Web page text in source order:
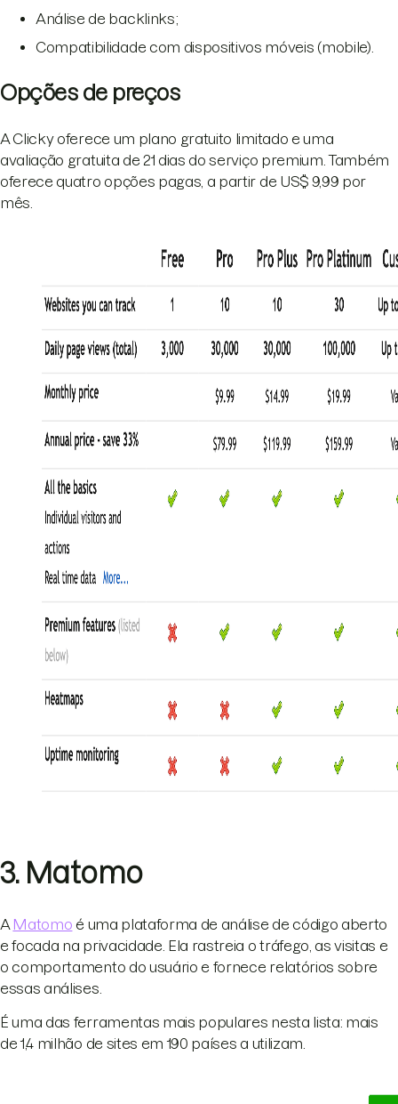
Análise de backlinks;
Compatibilidade com dispositivos móveis (mobile).
Opções de preços
A Clicky oferece um plano gratuito limitado e uma
avaliação gratuita de 21 dias do serviço premium. Também
oferece quatro opções pagas, a partir de US$ 9,99 por
mês.
3. Matomo
A Matomo é uma plataforma de análise de código aberto
e focada na privacidade. Ela rastreia o tráfego, as visitas e
o comportamento do usuário e fornece relatórios sobre
essas análises.
É uma das ferramentas mais populares nesta lista: mais
de 1,4 milhão de sites em 190 países a utilizam.